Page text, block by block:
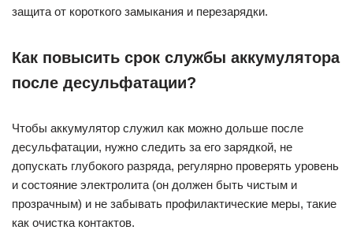
защита от короткого замыкания и перезарядки.
Как повысить срок службы аккумулятора
после десульфатации?
Чтобы аккумулятор служил как можно дольше после
десульфатации, нужно следить за его зарядкой, не
допускать глубокого разряда, регулярно проверять уровень
и состояние электролита (он должен быть чистым и
прозрачным) и не забывать профилактические меры, такие
как очистка контактов.